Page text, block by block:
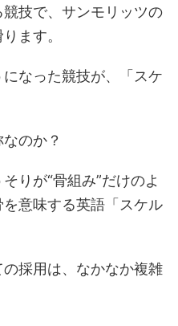
技で、サンモリッツの
ます。
なった競技が、「スケ
のか？
りが“骨組み”だけのよ
意味する英語「スケル
採用は、なかなか複雑